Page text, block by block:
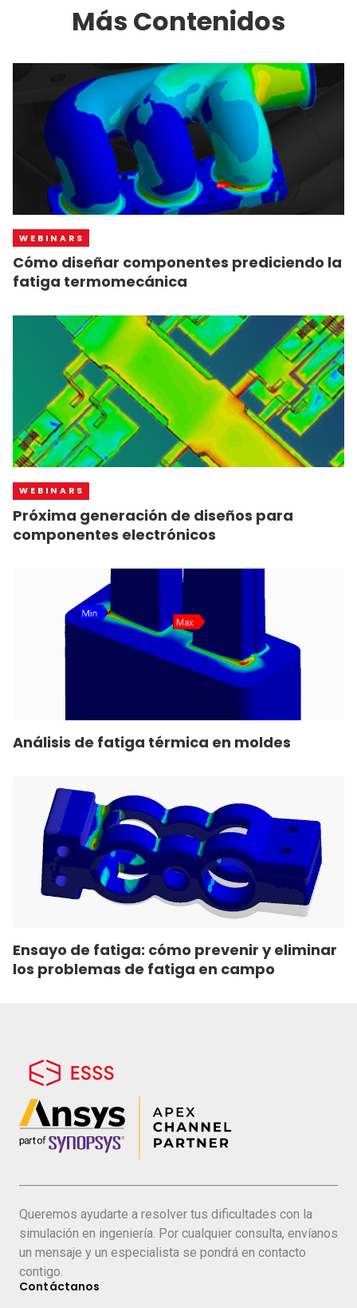
Más Contenidos
WEBINARS
Cómo diseñar componentes prediciendo la
fatiga termomecánica
WEBINARS
Próxima generación de diseños para
componentes electrónicos
Análisis de fatiga térmica en moldes
Ensayo de fatiga: cómo prevenir y eliminar
los problemas de fatiga en campo
Queremos ayudarte a resolver tus dificultades con la
simulación en ingeniería. Por cualquier consulta, envíanos
un mensaje y un especialista se pondrá en contacto
contigo.
Contáctanos